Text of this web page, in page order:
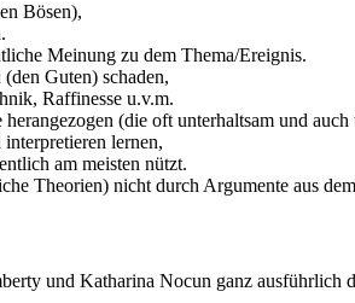
Bösen),
Meinung zu dem Thema/Ereignis.
Guten) schaden,
Raffinesse u.v.m.
(die oft unterhaltsam und
lernen,
am meisten nützt.
Theorien) nicht durch Argumente aus
und Katharina Nocun ganz